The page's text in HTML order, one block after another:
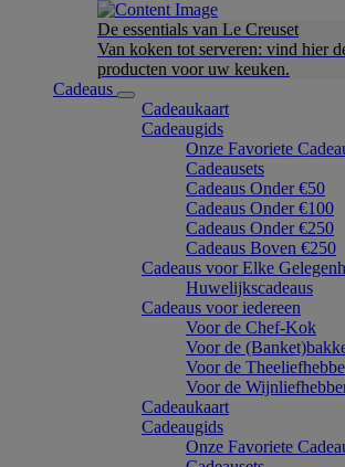
De essentials van Le Creuset
Van koken tot serveren: vind hier
producten voor uw keuken.
Cadeaus
Cadeaukaart
Cadeaugids
Onze Favoriete
Cadeausets
Cadeaus Onder €50
Cadeaus Onder €100
Cadeaus Onder €250
Cadeaus Boven €250
Cadeaus voor Elke
Huwelijkscadeaus
Cadeaus voor iedereen
Voor de Chef-Kok
Voor de
Voor de
Voor de
Cadeaukaart
Cadeaugids
Onze Favoriete